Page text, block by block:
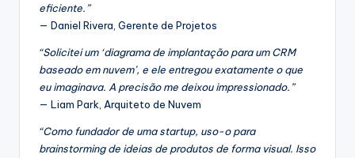
eficiente.”
— Daniel Rivera, Gerente de Projetos
“Solicitei um ‘diagrama de implantação para um CRM
baseado em nuvem’, e ele entregou exatamente o que
eu imaginava. A precisão me deixou impressionado.”
— Liam Park, Arquiteto de Nuvem
“Como fundador de uma startup, uso-o para
brainstorming de ideias de produtos de forma visual. Isso